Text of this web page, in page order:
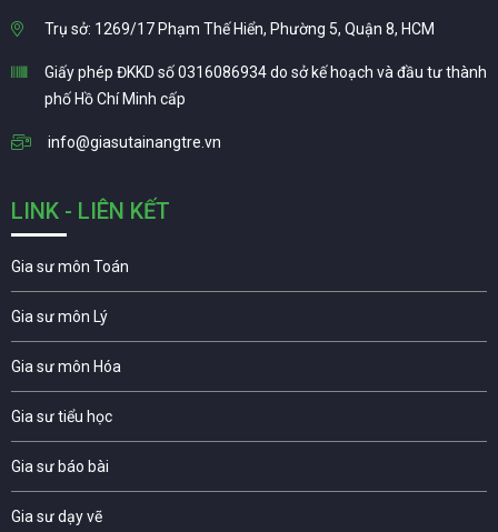
Trụ sở: 1269/17 Phạm Thế Hiển, Phường 5, Quận 8, HCM
Giấy phép ĐKKD số 0316086934 do sở kế hoạch và đầu tư thành
phố Hồ Chí Minh cấp
info@giasutainangtre.vn
LINK - LIÊN KẾT
Gia sư môn Toán
Gia sư môn Lý
Gia sư môn Hóa
Gia sư tiểu học
Gia sư báo bài
Gia sư dạy vẽ